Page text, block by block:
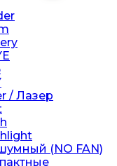
/ Лазер
(NO FAN)